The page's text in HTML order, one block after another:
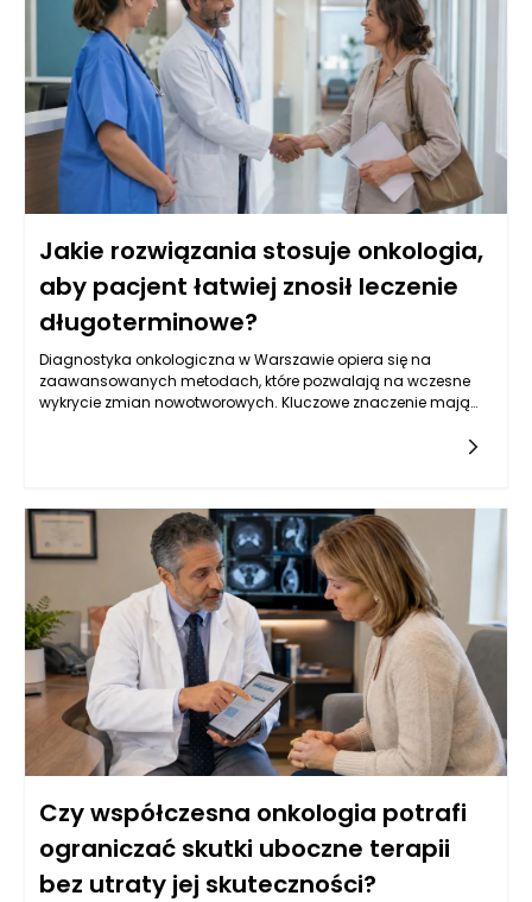
Jakie rozwiązania stosuje onkologia,
aby pacjent łatwiej znosił leczenie
długoterminowe?
Diagnostyka onkologiczna w Warszawie opiera się na
zaawansowanych metodach, które pozwalają na wczesne
wykrycie zmian nowotworowych. Kluczowe znaczenie mają
tym oznaczenia markerów nowotworowych w krwi, które mogą
wskazywać na obecność choroby. W Warszawie, dzięki
postępowi w dziedzinie genetyki, coraz częściej stosuje się
również badania molekularne, które identyfikują mutacje
genów związanych z nowotworami, co pozwala na bardziej
spersonalizowane podejście do leczenia. Kluczowe jest
zrozumienie, że wczesne wykrycie choroby zwiększa szanse na
skuteczne leczenie oraz poprawia komfort życia pacjentów.
Czy współczesna onkologia potrafi
ograniczać skutki uboczne terapii
bez utraty jej skuteczności?